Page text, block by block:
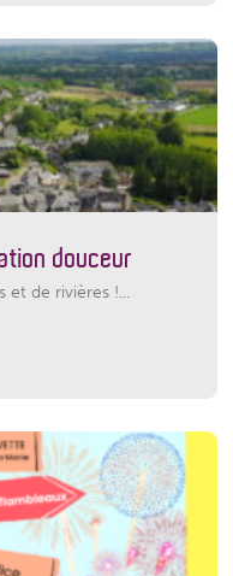
douceur
et de rivières !...